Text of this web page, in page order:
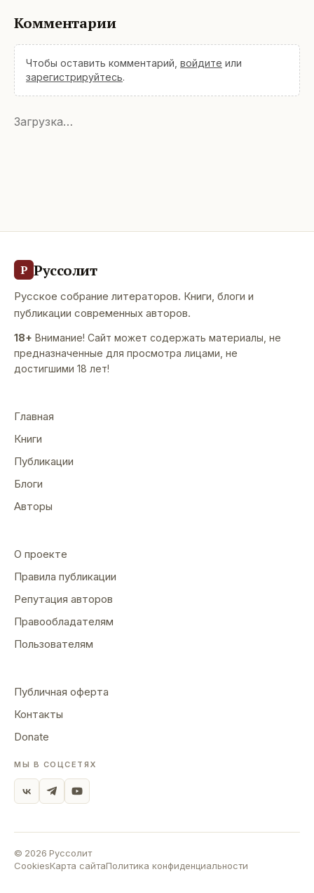
Комментарии
Чтобы оставить комментарий, войдите или
зарегистрируйтесь.
Загрузка…
Р Руссолит
Русское собрание литераторов. Книги, блоги и
публикации современных авторов.
18+ Внимание! Сайт может содержать материалы, не
предназначенные для просмотра лицами, не
достигшими 18 лет!
Главная
Книги
Публикации
Блоги
Авторы
О проекте
Правила публикации
Репутация авторов
Правообладателям
Пользователям
Публичная оферта
Контакты
Donate
МЫ В СОЦСЕТЯХ
© 2026 Руссолит
CookiesКарта сайтаПолитика конфиденциальности